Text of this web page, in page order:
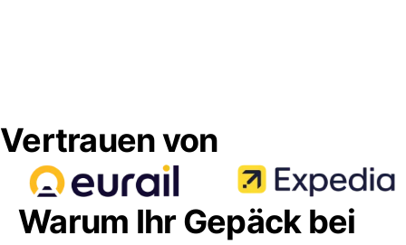
Vertrauen von
Warum Ihr Gepäck bei